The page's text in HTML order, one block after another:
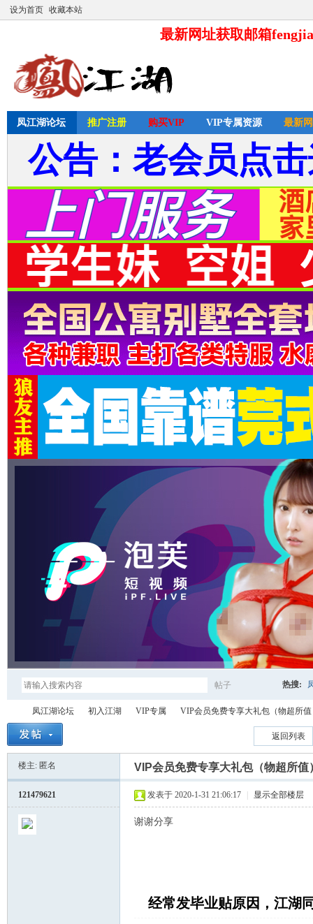
设为首页 收藏本站
最新网址获取邮箱
凤江湖论坛 推广注册 购买VIP VIP专属资源 最新
公告：老会员点
帖子
搜
索
热搜:
»
凤江湖论坛 初入江湖 VIP专属
›
VIP会员免费专享大礼包（物超所
返回列表
楼主: 匿名 VIP会员免费专享大礼包（物超所值
121479621 发表于 2020-1-31 21:06:17 显示全部楼层
谢谢分享
经常发毕业贴原因，江湖